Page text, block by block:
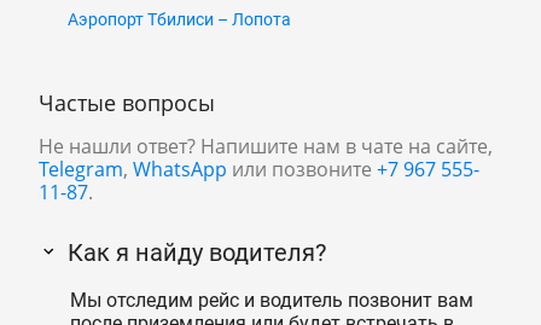
Аэропорт Тбилиси – Лопота
Частые вопросы
Не нашли ответ? Напишите нам в чате на сайте,
Telegram, WhatsApp или позвоните +7 967 555-
11-87.
Как я найду водителя?
Мы отследим рейс и водитель позвонит вам